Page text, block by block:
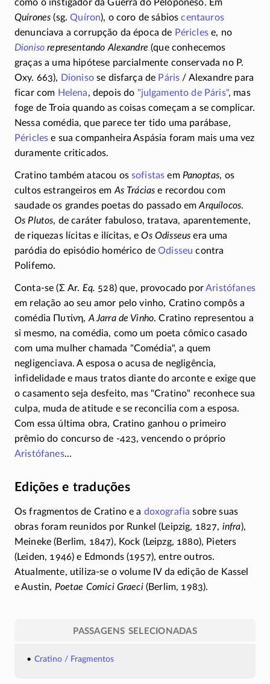
como o instigador da Guerra do Peloponeso. Em
Quírones (sg.Quíron), o coro de sábioscentauros
denunciava a corrupção da época de Périclese, no
Dioniso representando Alexandre (que conhecemos
graças a uma hipótese parcialmente conservada no P.
Oxy. 663), Dionisose disfarça de Páris / Alexandre para
ficar com Helena, depois do "julgamento de Páris", mas
foge de Troia quando as coisas começam a se complicar.
Nessa comédia, que parece ter tido uma parábase,
Péricles e sua companheira Aspásia foram mais uma vez
duramente criticados.
Cratino também atacou ossofistas em Panoptas, os
cultos estrangeiros emAs Trácias e recordou com
saudade os grandes poetas do passado emArquílocos.
Os Plutos, de caráter fabuloso, tratava, aparentemente,
de riquezas lícitas e ilícitas, eOs Odisseus era uma
paródia do episódio homérico deOdisseu contra
Polifemo.
Conta-se (ΣAr. Eq. 528) que, provocado porAristófanes
em relação ao seu amor pelo vinho, Cratino compôs a
comédia Πυτίνη,A Jarra de Vinho. Cratino representou a
si mesmo, na comédia, como um poeta cômico casado
com uma mulher chamada "Comédia", a quem
negligenciava. A esposa o acusa de negligência,
infidelidade e maus tratos diante do arconte e exige que
o casamento seja desfeito, mas "Cratino" reconhece sua
culpa, muda de atitude e se reconcilia com a esposa.
Com essa última obra, Cratino ganhou o primeiro
prêmio do concurso de -423, vencendo o próprio
Aristófanes...
Edições e traduções
Os fragmentos de Cratino e a doxografia sobre suas
obras foram reunidos por Runkel (Leipzig, 1827, infra),
Meineke (Berlim, 1847), Kock (Leipzg, 1880), Pieters
(Leiden, 1946) e Edmonds (1957), entre outros.
Atualmente, utiliza-se o volume IV da edição de Kassel
e Austin, Poetae Comici Graeci(Berlim, 1983).
PASSAGENS SELECIONADAS
Cratino / Fragmentos